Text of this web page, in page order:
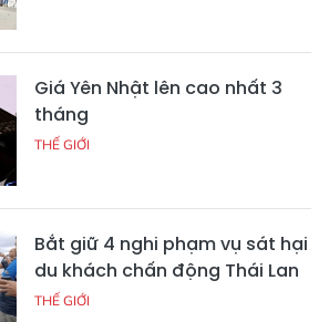
Giá Yên Nhật lên cao nhất 3
tháng
THẾ GIỚI
Bắt giữ 4 nghi phạm vụ sát hại
du khách chấn động Thái Lan
THẾ GIỚI